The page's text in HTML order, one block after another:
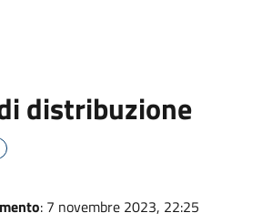
distribuzione
: 7 novembre 2023, 22:25